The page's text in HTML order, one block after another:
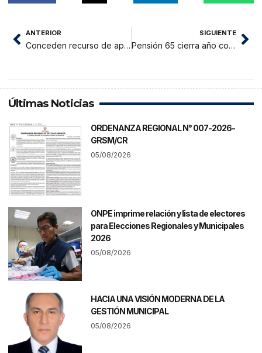
ANTERIOR
Conceden recurso de apelación sobre pedido de nulidad de APP desestimado por JEE
SIGUIENTE
Pensión 65 cierra año con 18 mil 804 usuarios en San Martín
Últimas Noticias
ORDENANZA REGIONAL N° 007-2026-
GRSM/CR
05/08/2026
ONPE imprime relación y lista de electores
para Elecciones Regionales y Municipales
2026
05/08/2026
HACIA UNA VISIÓN MODERNA DE LA
GESTIÓN MUNICIPAL
05/08/2026